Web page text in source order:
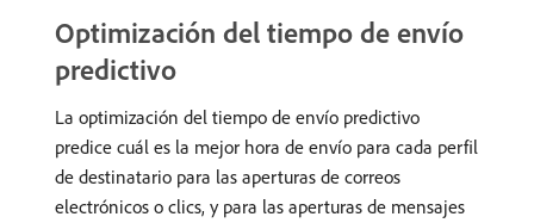
Optimización del tiempo de envío
predictivo
La optimización del tiempo de envío predictivo
predice cuál es la mejor hora de envío para cada perfil
de destinatario para las aperturas de correos
electrónicos o clics, y para las aperturas de mensajes